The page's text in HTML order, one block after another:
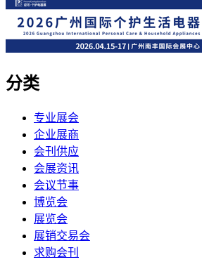
分类
专业展会
企业展商
会刊供应
会展资讯
会议节事
博览会
展览会
展销交易会
求购会刊